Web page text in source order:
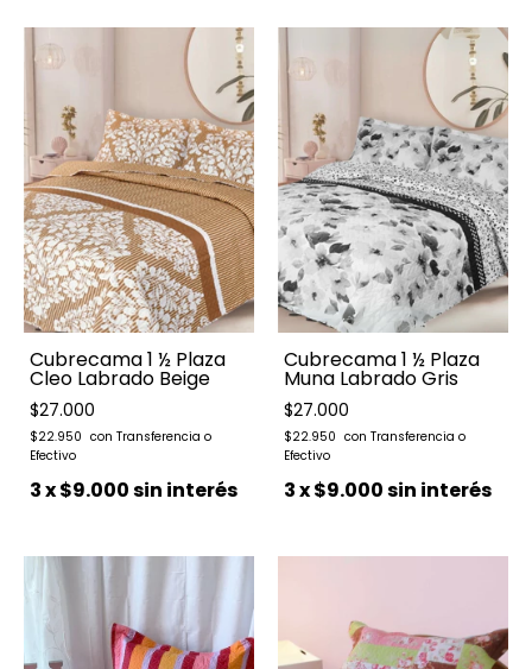
Cubrecama 1 ½ Plaza
Cleo Labrado Beige
$27.000
$22.950
3x$9.000sin interés
Cubrecama 1 ½ Plaza
Muna Labrado Gris
$27.000
$22.950
3x$9.000sin interés